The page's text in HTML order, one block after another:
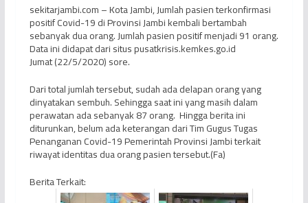
sekitarjambi.com – Kota Jambi, Jumlah pasien terkonfirmasi
positif Covid-19 di Provinsi Jambi kembali bertambah
sebanyak dua orang. Jumlah pasien positif menjadi 91 orang.
Data ini didapat dari situs pusatkrisis.kemkes.go.id
Jumat (22/5/2020) sore.
Dari total jumlah tersebut, sudah ada delapan orang yang
dinyatakan sembuh. Sehingga saat ini yang masih dalam
perawatan ada sebanyak 87 orang. Hingga berita ini
diturunkan, belum ada keterangan dari Tim Gugus Tugas
Penanganan Covid-19 Pemerintah Provinsi Jambi terkait
riwayat identitas dua orang pasien tersebut.(Fa)
Berita Terkait: